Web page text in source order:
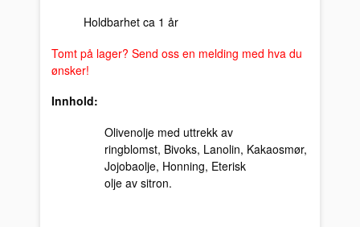
Holdbarhet ca 1 år
Tomt på lager? Send oss en melding med hva du
ønsker!
Innhold:
Olivenolje med uttrekk av
ringblomst, Bivoks, Lanolin, Kakaosmør,
Jojobaolje, Honning, Eterisk
olje av sitron.